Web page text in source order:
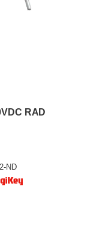
RAD
ND